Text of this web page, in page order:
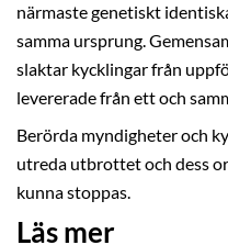
närmaste genetiskt
samma ursprung.
slaktar kycklingar från
levererade från ett och
Berörda myndigheter och
utreda utbrottet och dess
kunna stoppas.
Läs mer